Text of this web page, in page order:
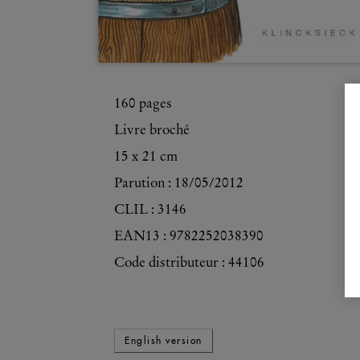
160 pages
Livre broché
15 x 21 cm
Parution : 18/05/2012
CLIL : 3146
EAN13 : 9782252038390
Code distributeur : 44106
English version